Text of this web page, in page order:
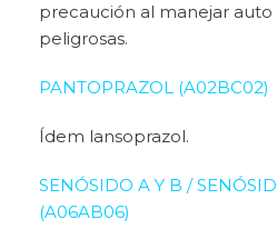
precaución al manejar auto
peligrosas.
PANTOPRAZOL (A02BC02)
Ídem lansoprazol.
SENÓSIDO A Y B /
(A06AB06)